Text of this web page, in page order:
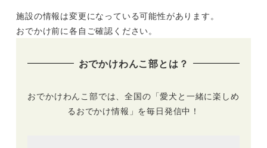
験ワークショップ
も！「SÖPÖ SÖPÖ
ーク）2/1～2/29
球やマルシェなど
「第9回アウトドア
施設の情報は変更になっている可能性があります。
おでかけ前に各自ご確認ください。
おでかけわんこ部とは？
おでかけわんこ部では、全国の「愛犬と一緒に楽しめ
るおでかけ情報」を毎日発信中！